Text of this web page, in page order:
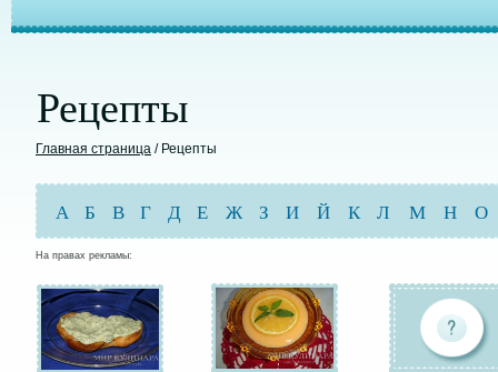
Рецепты
Главная страница / Рецепты
А Б В Г Д Е Ж З И Й К Л М Н О
На правах рекламы: